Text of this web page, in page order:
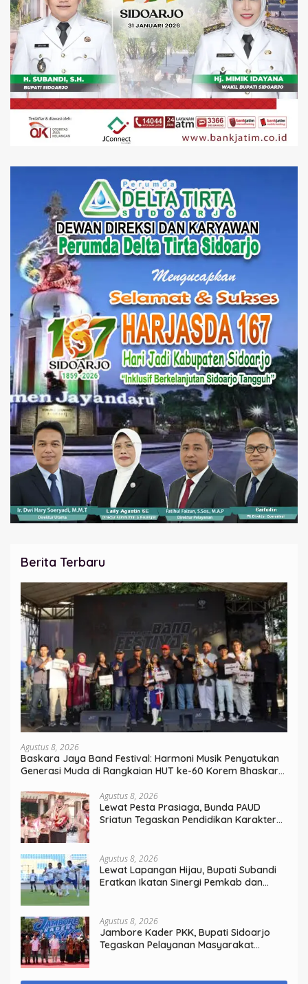
Berita Terbaru
Agustus 8, 2026
Baskara Jaya Band Festival: Harmoni Musik Penyatukan
Generasi Muda di Rangkaian HUT ke-60 Korem Bhaskara
Agustus 8, 2026
Lewat Pesta Prasiaga, Bunda PAUD
Sriatun Tegaskan Pendidikan Karakter
Agustus 8, 2026
Lewat Lapangan Hijau, Bupati Subandi
Eratkan Ikatan Sinergi Pemkab dan
Agustus 8, 2026
Jambore Kader PKK, Bupati Sidoarjo
Tegaskan Pelayanan Masyarakat